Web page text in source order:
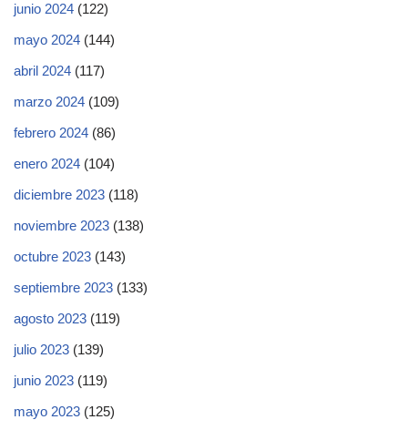
junio 2024 (122)
mayo 2024 (144)
abril 2024 (117)
marzo 2024 (109)
febrero 2024 (86)
enero 2024 (104)
diciembre 2023 (118)
noviembre 2023 (138)
octubre 2023 (143)
septiembre 2023 (133)
agosto 2023 (119)
julio 2023 (139)
junio 2023 (119)
mayo 2023 (125)